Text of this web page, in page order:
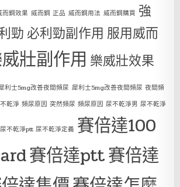
而鋼效果 威而鋼 正品 威而鋼用法 威而鋼購買 強
勁 必利勁副作用 服用威而
壯副作用 樂威壯效果
利士5mg改善夜間頻尿 犀利士5mg改善夜間頻尿 夜間頻
乾淨 頻尿原因 突然頻尿 頻尿原因 尿不乾淨男 尿不乾淨
不乾淨ptt 尿不乾淨定義 賽倍達100
賽倍達ptt賽倍達